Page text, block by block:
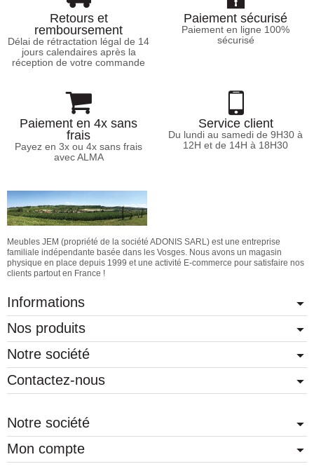
Retours et
remboursement
Délai de rétractation légal de 14
jours calendaires après la
réception de votre commande
Paiement sécurisé
Paiement en ligne 100%
sécurisé
Paiement en 4x sans
frais
Payez en 3x ou 4x sans frais
avec ALMA
Service client
Du lundi au samedi de 9H30 à
12H et de 14H à 18H30
Meubles JEM (propriété de la société ADONIS SARL) est une entreprise
familiale indépendante basée dans les Vosges. Nous avons un magasin
physique en place depuis 1999 et une activité E-commerce pour satisfaire nos
clients partout en France !
Informations
Nos produits
Notre société
Contactez-nous
Notre société
Mon compte